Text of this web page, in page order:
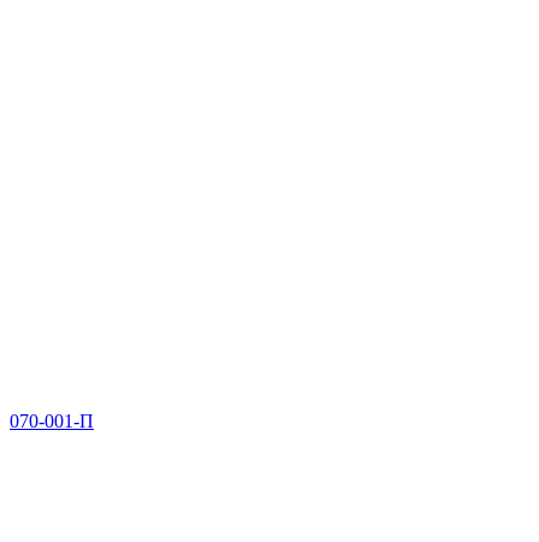
070-001-П